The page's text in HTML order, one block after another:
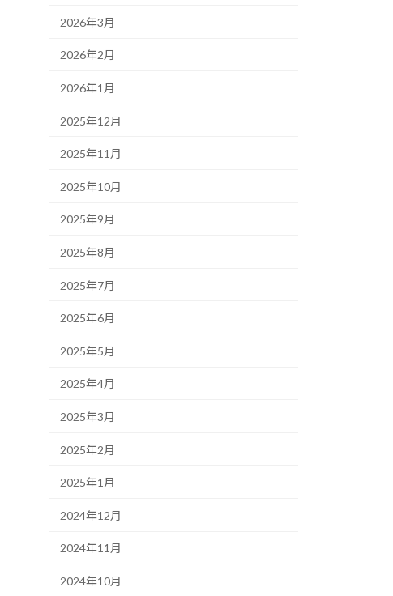
2026年3月
2026年2月
2026年1月
2025年12月
2025年11月
2025年10月
2025年9月
2025年8月
2025年7月
2025年6月
2025年5月
2025年4月
2025年3月
2025年2月
2025年1月
2024年12月
2024年11月
2024年10月